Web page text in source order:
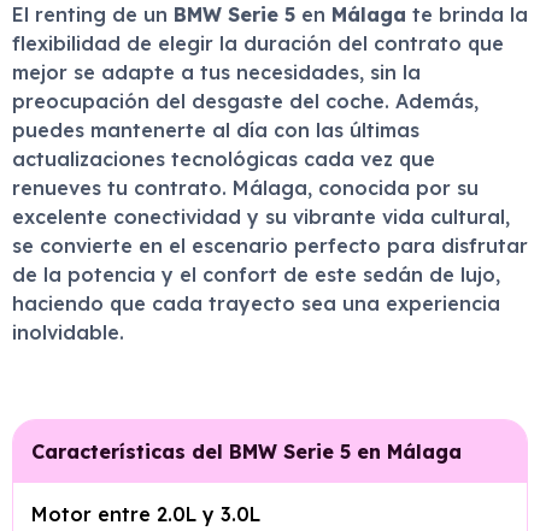
El renting de un BMW Serie 5 en Málaga te brinda la
flexibilidad de elegir la duración del contrato que
mejor se adapte a tus necesidades, sin la
preocupación del desgaste del coche. Además,
puedes mantenerte al día con las últimas
actualizaciones tecnológicas cada vez que
renueves tu contrato. Málaga, conocida por su
excelente conectividad y su vibrante vida cultural,
se convierte en el escenario perfecto para disfrutar
de la potencia y el confort de este sedán de lujo,
haciendo que cada trayecto sea una experiencia
inolvidable.
Características del BMW Serie 5 en Málaga
Motor entre 2.0L y 3.0L